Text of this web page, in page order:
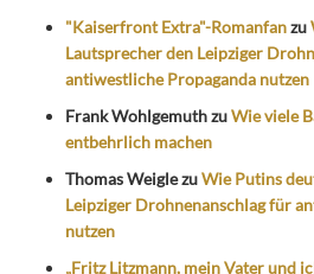
"Kaiserfront Extra"-Romanfanzu
Lautsprecher den Leipziger
antiwestliche Propaganda nutzen
Frank WohlgemuthzuWie viele
entbehrlich machen
Thomas WeiglezuWie Putins
Leipziger Drohnenanschlag für
nutzen
„Fritz Litzmann, mein Vater und